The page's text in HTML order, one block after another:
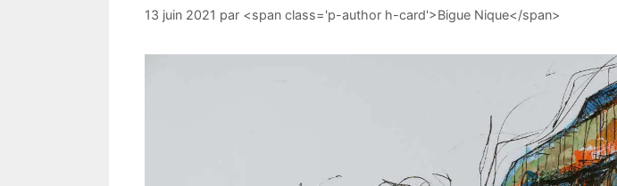
13 juin 2021 par <span class='p-author h-card'>Bigue Nique</span>